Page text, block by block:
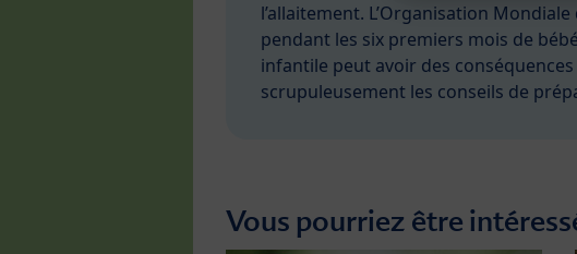
l’allaitement. L’Organisation
pendant les six premiers mois de
infantile peut avoir des
scrupuleusement les conseils de
Vous pourriez être